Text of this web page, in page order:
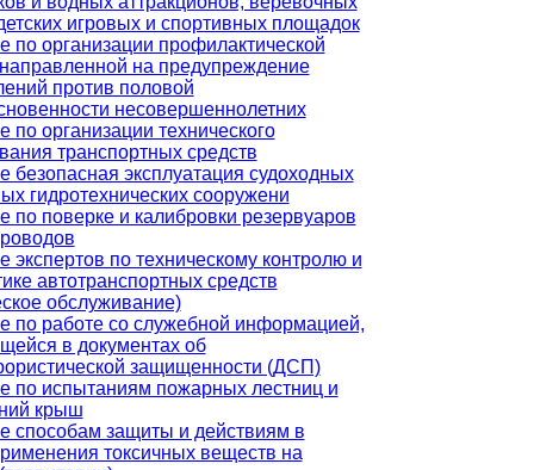
игровых и спортивных площадок
по организации профилактической
на предупреждение
против половой
несовершеннолетних
по организации технического
транспортных средств
безопасная эксплуатация судоходных
гидротехнических сооружени
по поверке и калибровки резервуаров
экспертов по техническому контролю и
автотранспортных средств
обслуживание)
по работе со служебной информацией,
в документах об
защищенности (ДСП)
по испытаниям пожарных лестниц и
крыш
способам защиты и действиям в
токсичных веществ на